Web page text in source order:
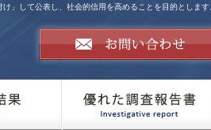
」して公表し、社会的信用を高めることを目的とします